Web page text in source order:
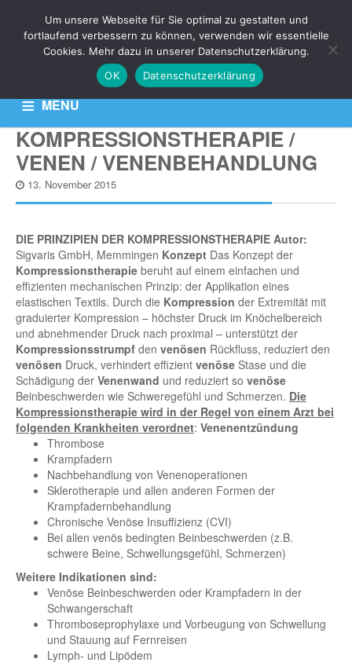
MENU
HOME KONTAKT DATENSCHUTZERKLÄRUNG
NEWS
Aktuelle News zu Ihren Venen-Themen: Krampfadern,
Besenreiser & Co
KOMPRESSIONSTHERAPIE /
VENEN / VENENBEHANDLUNG
13. November 2015
DIE PRINZIPIEN DER KOMPRESSIONSTHERAPIE Autor:
Sigvaris GmbH, Memmingen Konzept Das Konzept der
Kompressionstherapie beruht auf einem einfachen und
effizienten mechanischen Prinzip: der Applikation eines
elastischen Textils. Durch die Kompression der Extremität mit
graduierter Kompression – höchster Druck im Knöchelbereich
und abnehmender Druck nach proximal – unterstützt der
Kompressionsstrumpf den venösen Rückfluss, reduziert den
venösen Druck, verhindert effizient venöse Stase und die
Schädigung der Venenwand und reduziert so venöse
Beinbeschwerden wie Schweregefühl und Schmerzen. Die
Kompressionstherapie wird in der Regel von einem Arzt bei
folgenden Krankheiten verordnet: Venenentzündung
Thrombose
Krampfadern
Nachbehandlung von Venenoperationen
Sklerotherapie und allen anderen Formen der
Krampfadernbehandlung
Chronische Venöse Insuffizienz (CVI)
Bei allen venös bedingten Beinbeschwerden (z.B.
schwere Beine, Schwellungsgefühl, Schmerzen)
Weitere Indikationen sind:
Venöse Beinbeschwerden oder Krampfadern in der
Schwangerschaft
Thromboseprophylaxe und Vorbeugung von Schwellung
und Stauung auf Fernreisen
Lymph- und Lipödem
Um unsere Webseite für Sie optimal zu gestalten und
fortlaufend verbessern zu können, verwenden wir essentielle
Cookies. Mehr dazu in unserer Datenschutzerklärung.
OK
Datenschutzerklärung